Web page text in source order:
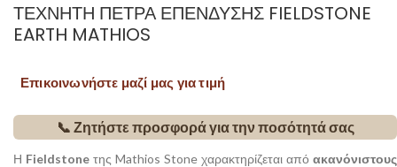
ΤΕΧΝΗΤΉ ΠΈΤΡΑ ΕΠΈΝΔΥΣΗΣ FIELDSTONE
EARTH MATHIOS
Επικοινωνήστε μαζί μας για τιμή
📞 Ζητήστε προσφορά για την ποσότητά σας
Η Fieldstone της Mathios Stone χαρακτηρίζεται από ακανόνιστους